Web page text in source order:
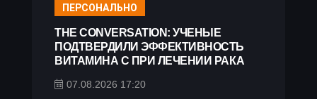
ПЕРСОНАЛЬНО
THE CONVERSATION: УЧЕНЫЕ
ПОДТВЕРДИЛИ ЭФФЕКТИВНОСТЬ
ВИТАМИНА C ПРИ ЛЕЧЕНИИ РАКА
07.08.2026 17:20